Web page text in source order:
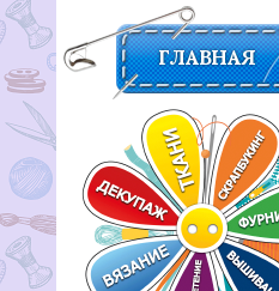
ГЛАВНАЯ